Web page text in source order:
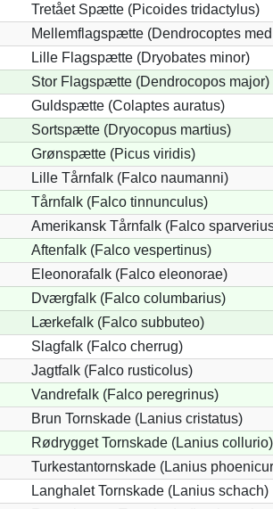
Tretået Spætte (Picoides tridactylus)
Mellemflagspætte (Dendrocoptes
Lille Flagspætte (Dryobates minor)
Stor Flagspætte (Dendrocopos major)
Guldspætte (Colaptes auratus)
Sortspætte (Dryocopus martius)
Grønspætte (Picus viridis)
Lille Tårnfalk (Falco naumanni)
Tårnfalk (Falco tinnunculus)
Amerikansk Tårnfalk (Falco
Aftenfalk (Falco vespertinus)
Eleonorafalk (Falco eleonorae)
Dværgfalk (Falco columbarius)
Lærkefalk (Falco subbuteo)
Slagfalk (Falco cherrug)
Jagtfalk (Falco rusticolus)
Vandrefalk (Falco peregrinus)
Brun Tornskade (Lanius cristatus)
Rødrygget Tornskade (Lanius collurio)
Turkestantornskade (Lanius
Langhalet Tornskade (Lanius schach)